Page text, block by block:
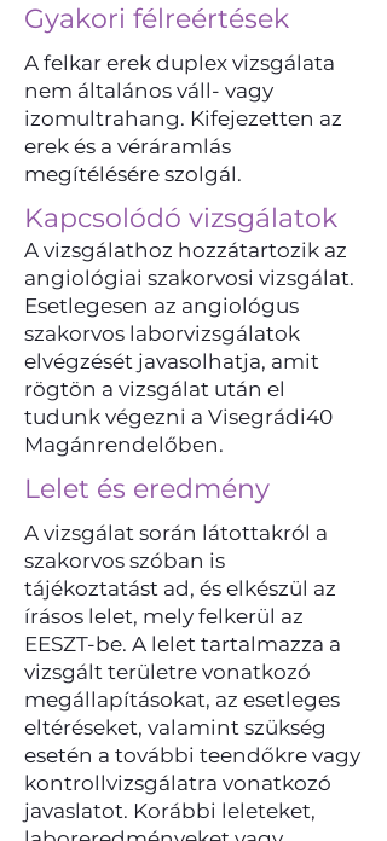
Gyakori félreértések
A felkar erek duplex vizsgálata
nem általános váll- vagy
izomultrahang. Kifejezetten az
erek és a véráramlás
megítélésére szolgál.
Kapcsolódó vizsgálatok
A vizsgálathoz hozzátartozik az
angiológiai szakorvosi vizsgálat.
Esetlegesen az angiológus
szakorvos laborvizsgálatok
elvégzését javasolhatja, amit
rögtön a vizsgálat után el
tudunk végezni a Visegrádi40
Magánrendelőben.
Lelet és eredmény
A vizsgálat során látottakról a
szakorvos szóban is
tájékoztatást ad, és elkészül az
írásos lelet, mely felkerül az
EESZT-be. A lelet tartalmazza a
vizsgált területre vonatkozó
megállapításokat, az esetleges
eltéréseket, valamint szükség
esetén a további teendőkre vagy
kontrollvizsgálatra vonatkozó
javaslatot. Korábbi leleteket,